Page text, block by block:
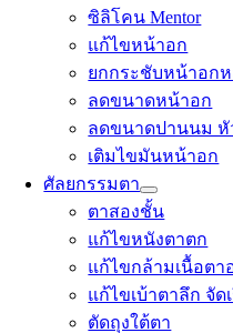
ซิลิโคน Mentor
แก้ไขหน้าอก
ยกกระชับหน้าอก
ลดขนาดหน้าอก
ลดขนาดปานนม หั
เติมไขมันหน้าอก
ศัลยกรรมตา
ตาสองชั้น
แก้ไขหนังตาตก
แก้ไขกล้ามเนื้อตา
แก้ไขเบ้าตาลึก จัด
ตัดถุงใต้ตา